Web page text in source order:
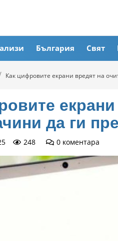
България Свят
Как цифровите екрани вредят на
да ги
248 0 коментара